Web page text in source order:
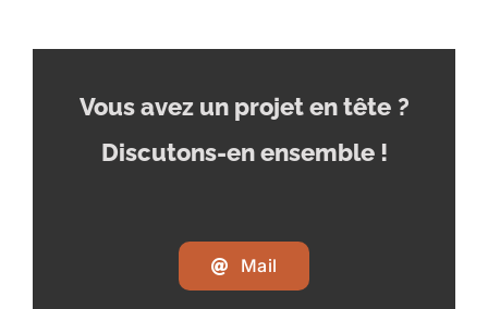
Vous avez un projet en tête ?
Discutons-en ensemble !
Mail